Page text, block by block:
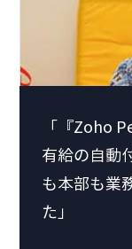
「『Zoho
有給の自動
も本部も業
た」